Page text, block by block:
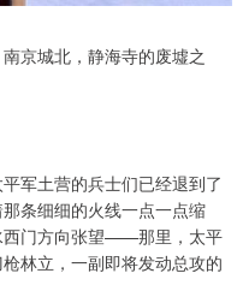
京城北，静海寺的废墟之
军土营的兵士们已经退到了
条细细的火线一点一点缩
西门方向张望——那里，太平
林立，一副即将发动总攻的